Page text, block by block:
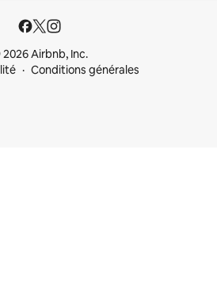
Airbnb, Inc.
Conditions générales